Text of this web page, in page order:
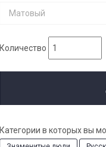
Матовый
Количество
Категории в которых вы